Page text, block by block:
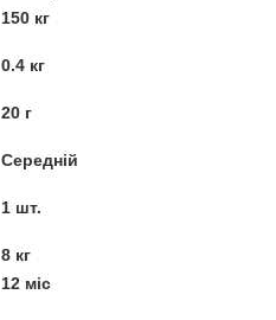
150 кг
0.4 кг
20 г
Середній
1 шт.
8 кг
12 міс